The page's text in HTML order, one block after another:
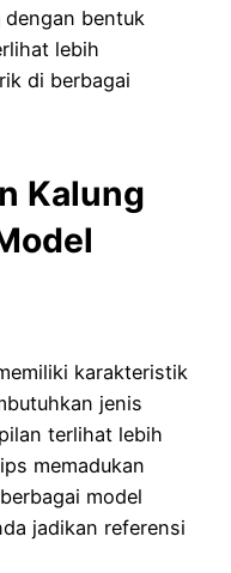
dengan bentuk
lebih
di berbagai
Kalung
karakteristik
jenis
terlihat lebih
memadukan
model
jadikan referensi